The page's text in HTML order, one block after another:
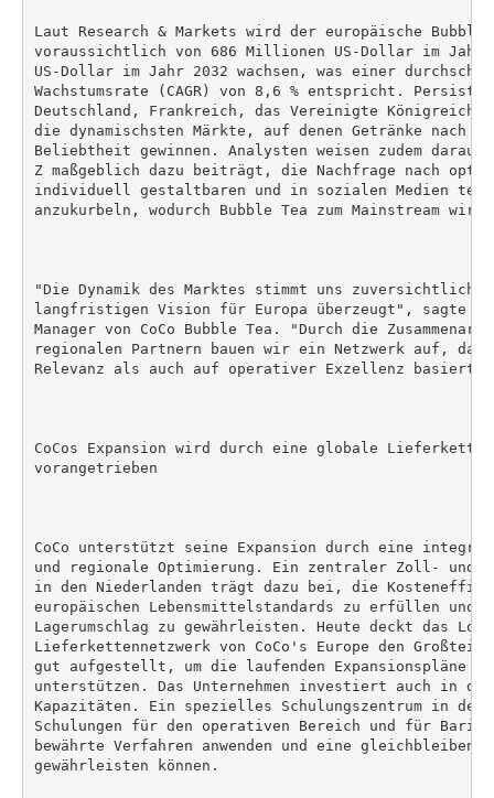
Laut Research & Markets wird der europäische Bubble-
voraussichtlich von 686 Millionen US-Dollar im
US-Dollar im Jahr 2032 wachsen, was einer
Wachstumsrate (CAGR) von 8,6 % entspricht.
Deutschland, Frankreich, das Vereinigte Königreich
die dynamischsten Märkte, auf denen Getränke nach
Beliebtheit gewinnen. Analysten weisen zudem
Z maßgeblich dazu beiträgt, die Nachfrage nach
individuell gestaltbaren und in sozialen Medien
anzukurbeln, wodurch Bubble Tea zum Mainstream wird.
"Die Dynamik des Marktes stimmt uns
langfristigen Vision für Europa überzeugt", sagte
Manager von CoCo Bubble Tea. "Durch die
regionalen Partnern bauen wir ein Netzwerk auf,
Relevanz als auch auf operativer Exzellenz basiert."
CoCos Expansion wird durch eine globale
vorangetrieben
CoCo unterstützt seine Expansion durch eine
und regionale Optimierung. Ein zentraler Zoll- und
in den Niederlanden trägt dazu bei, die
europäischen Lebensmittelstandards zu erfüllen und
Lagerumschlag zu gewährleisten. Heute deckt das
Lieferkettennetzwerk von CoCo's Europe den
gut aufgestellt, um die laufenden Expansionspläne
unterstützen. Das Unternehmen investiert auch in
Kapazitäten. Ein spezielles Schulungszentrum in den
Schulungen für den operativen Bereich und für
bewährte Verfahren anwenden und eine
gewährleisten können.